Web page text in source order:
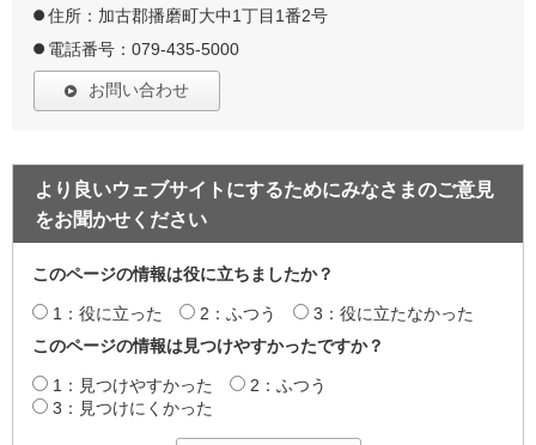
住所：加古郡播磨町大中1丁目1番2号
電話番号：079-435-5000
お問い合わせ
より良いウェブサイトにするためにみなさまのご意見
をお聞かせください
このページの情報は役に立ちましたか？
1：役に立った 2：ふつう
3：役に立たなかった
このページの情報は見つけやすかったですか？
1：見つけやすかった
2：ふつう
3：見つけにくかった